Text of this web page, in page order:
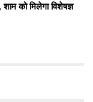
को मिलेगा विशेषज्ञ